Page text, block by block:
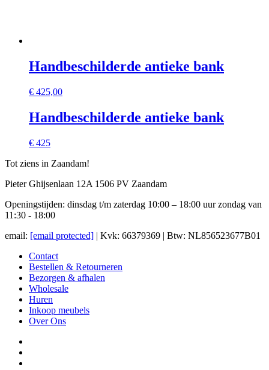
Handbeschilderde antieke bank
€ 425,00
Handbeschilderde antieke bank
€ 425
Tot ziens in Zaandam!
Pieter Ghijsenlaan 12A 1506 PV Zaandam
Openingstijden: dinsdag t/m zaterdag 10:00 – 18:00 uur zondag van
11:30 - 18:00
email: [email protected] | Kvk: 66379369 | Btw: NL856523677B01
Contact
Bestellen & Retourneren
Bezorgen & afhalen
Wholesale
Huren
Inkoop meubels
Over Ons